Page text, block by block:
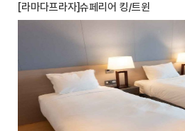
[라마다프라자]슈페리어 킹/트윈